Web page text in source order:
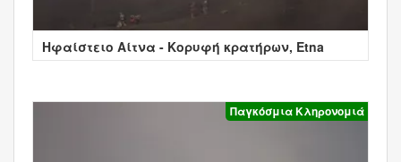
Ηφαίστειο Αίτνα - Κορυφή κρατήρων, Etna
Παγκόσμια Κληρονομιά